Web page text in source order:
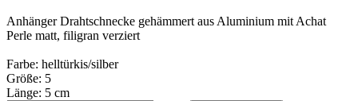
Anhänger Drahtschnecke gehämmert aus Aluminium mit Achat
Perle matt, filigran verziert
Farbe: helltürkis/silber
Größe: 5
Länge: 5 cm